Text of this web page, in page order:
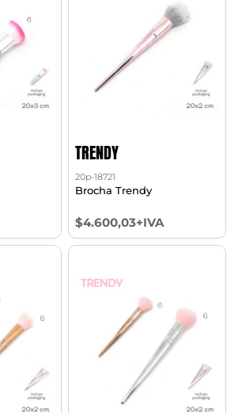
TRENDY
20p-18721
Brocha Trendy
$4.600,03+IVA